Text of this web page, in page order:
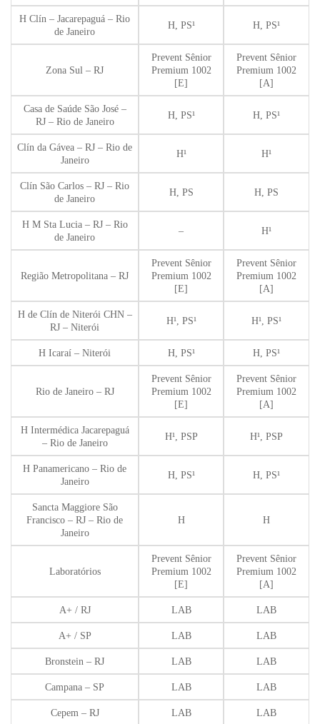
H Clín – Jacarepaguá – Rio
de Janeiro
H, PS¹ H, PS¹
Zona Sul – RJ
Prevent Sênior
Premium 1002
[E]
Prevent Sênior
Premium 1002
[A]
Casa de Saúde São José –
RJ – Rio de Janeiro
H, PS¹ H, PS¹
Clín da Gávea – RJ – Rio de
Janeiro
H¹ H¹
Clín São Carlos – RJ – Rio
de Janeiro
H, PS H, PS
H M Sta Lucia – RJ – Rio
de Janeiro
– H¹
Região Metropolitana – RJ
Prevent Sênior
Premium 1002
[E]
Prevent Sênior
Premium 1002
[A]
H de Clín de Niterói CHN –
RJ – Niterói
H¹, PS¹ H¹, PS¹
H Icaraí – Niterói H, PS¹ H, PS¹
Rio de Janeiro – RJ
Prevent Sênior
Premium 1002
[E]
Prevent Sênior
Premium 1002
[A]
H Intermédica Jacarepaguá
– Rio de Janeiro
H¹, PSP H¹, PSP
H Panamericano – Rio de
Janeiro
H, PS¹ H, PS¹
Sancta Maggiore São
Francisco – RJ – Rio de
Janeiro
H H
Laboratórios
Prevent Sênior
Premium 1002
[E]
Prevent Sênior
Premium 1002
[A]
A+ / RJ LAB LAB
A+ / SP LAB LAB
Bronstein – RJ LAB LAB
Campana – SP LAB LAB
Cepem – RJ LAB LAB